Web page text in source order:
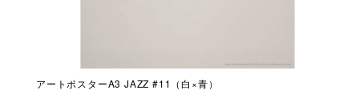
アートポスターA3 JAZZ #11（白×青）